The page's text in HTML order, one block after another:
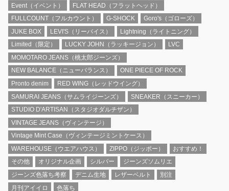
Event（イベント）
FLAT HEAD（フラットヘッド）
FULLCOUNT（フルカウント）
G-SHOCK
Goro's（ゴローズ）
JUKE BOX
LEVI'S（リーバイス）
Lightning（ライトニング）
Limited（限定）
LUCKY JOHN（ラッキージョン）
LVC
MOMOTARO JEANS（桃太郎ジーンズ）
NEW BALANCE（ニューバランス）
ONE PIECE OF ROCK
Pronto denim
RED WING（レッドウイング）
SAMURAI JEANS（サムライジーンズ）
SNEAKER（スニーカー）
STUDIO D'ARTISAN（スタジオダルチザン）
VINTAGE JEANS（ヴィンテージ）
Vintage Mint Case（ヴィンテージミントケース）
WAREHOUSE（ウエアハウス）
ZIPPO（ジッポー）
おすすめ！
その他
オリジナル企画 シルバー
ジーンズソムリエ
ジーンズ色落ち考察
デニム生地 レザーベルト
別注
月刊アイイロ
色落ち